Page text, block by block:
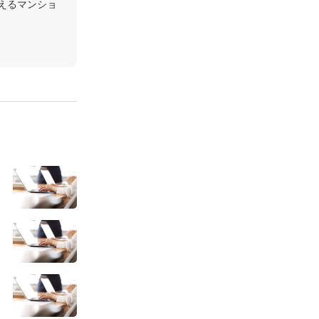
るマンショ